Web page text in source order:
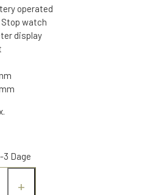
operated
watch
display
3 Dage
+